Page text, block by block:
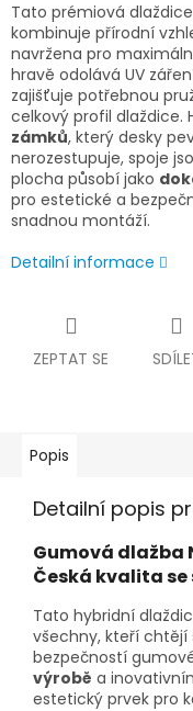
Tato prémiová
kombinuje přírodní
navržena pro
hravě odolává UV
zajišťuje potřebnou
celkový profil dlaždice.
zámků, který desky
nerozestupuje, spoje
plocha působí jako
pro estetické a
snadnou montáží.
Detailní informace
ZEPTAT SE
Popis
Detailní popis
Gumová dlažba
Česká kvalita
Tato hybridní
všechny, kteří chtějí
bezpečností
výrobě a
estetický prvek pro